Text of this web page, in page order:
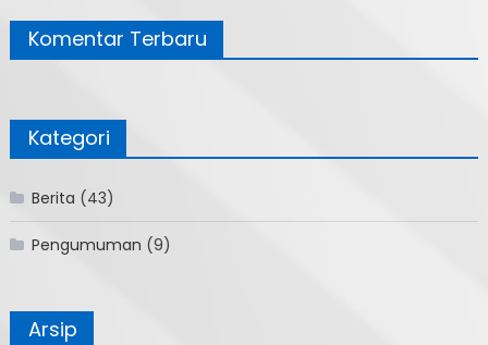
Komentar Terbaru
Kategori
Berita (43)
Pengumuman (9)
Arsip